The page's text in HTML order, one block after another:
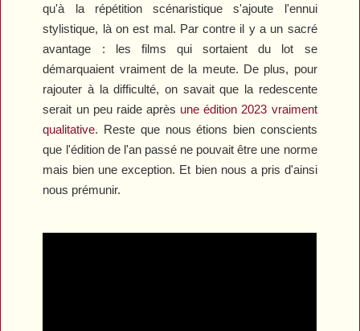
qu'à la répétition scénaristique s'ajoute l'ennui
stylistique, là on est mal. Par contre il y a un sacré
avantage : les films qui sortaient du lot se
démarquaient vraiment de la meute. De plus, pour
rajouter à la difficulté, on savait que la redescente
serait un peu raide après une édition 2023 vraiment
qualitative. Reste que nous étions bien conscients
que l'édition de l'an passé ne pouvait être une norme
mais bien une exception. Et bien nous a pris d'ainsi
nous prémunir.